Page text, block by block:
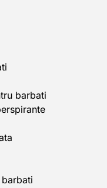
barbati